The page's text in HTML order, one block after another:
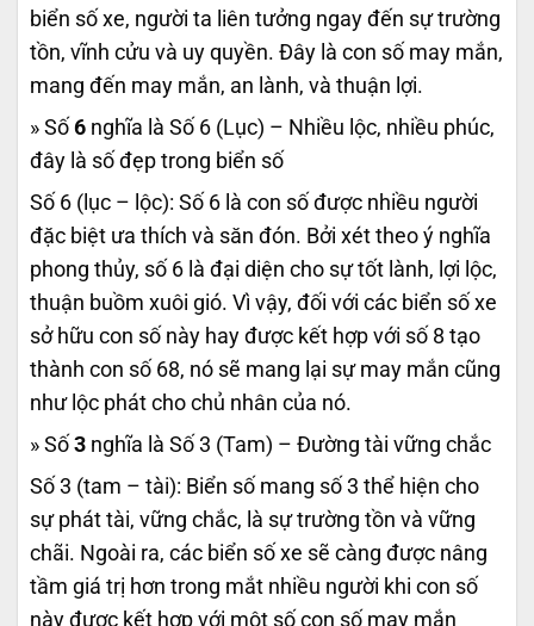
biển số xe, người ta liên tưởng ngay đến sự trường
tồn, vĩnh cửu và uy quyền. Đây là con số may mắn,
mang đến may mắn, an lành, và thuận lợi.
» Số 6 nghĩa là Số 6 (Lục) – Nhiều lộc, nhiều phúc,
đây là số đẹp trong biển số
Số 6 (lục – lộc): Số 6 là con số được nhiều người
đặc biệt ưa thích và săn đón. Bởi xét theo ý nghĩa
phong thủy, số 6 là đại diện cho sự tốt lành, lợi lộc,
thuận buồm xuôi gió. Vì vậy, đối với các biển số xe
sở hữu con số này hay được kết hợp với số 8 tạo
thành con số 68, nó sẽ mang lại sự may mắn cũng
như lộc phát cho chủ nhân của nó.
» Số 3 nghĩa là Số 3 (Tam) – Đường tài vững chắc
Số 3 (tam – tài): Biển số mang số 3 thể hiện cho
sự phát tài, vững chắc, là sự trường tồn và vững
chãi. Ngoài ra, các biển số xe sẽ càng được nâng
tầm giá trị hơn trong mắt nhiều người khi con số
này được kết hợp với một số con số may mắn